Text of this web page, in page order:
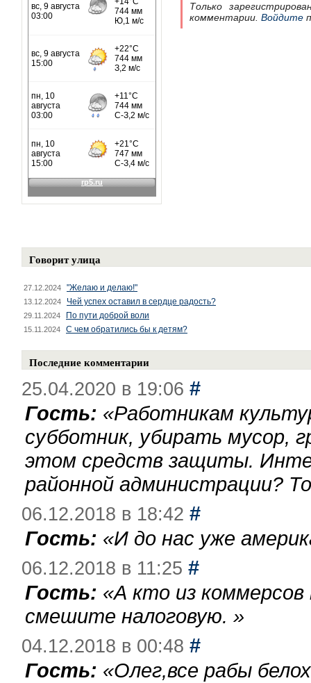
Только
комментарии. Войдите
Говорит улица
27.12.2024 "Желаю и делаю!"
13.12.2024 Чей успех оставил в сердце радость?
29.11.2024 По пути доброй воли
15.11.2024 С чем обратились бы к детям?
Последние комментарии
25.04.2020 в 19:06 #
Гость: «Работникам
субботник, убирать мусор,
этом средств защиты.
районной администрации?
06.12.2018 в 18:42 #
Гость: «И до нас уже
06.12.2018 в 11:25 #
Гость: «А кто из
смешите налоговую. »
04.12.2018 в 00:48 #
Гость: «Олег,все рабы